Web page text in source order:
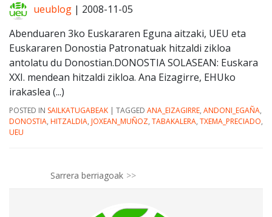
ueublog | 2008-11-05
Abenduaren 3ko Euskararen Eguna aitzaki, UEU eta
Euskararen Donostia Patronatuak hitzaldi zikloa
antolatu du Donostian.DONOSTIA SOLASEAN: Euskara
XXI. mendean hitzaldi zikloa. Ana Eizagirre, EHUko
irakaslea (...)
POSTED IN SAILKATUGABEAK | TAGGED ANA_EIZAGIRRE, ANDONI_EGAÑA,
DONOSTIA, HITZALDIA, JOXEAN_MUÑOZ, TABAKALERA, TXEMA_PRECIADO,
UEU
Sarrera berriagoak